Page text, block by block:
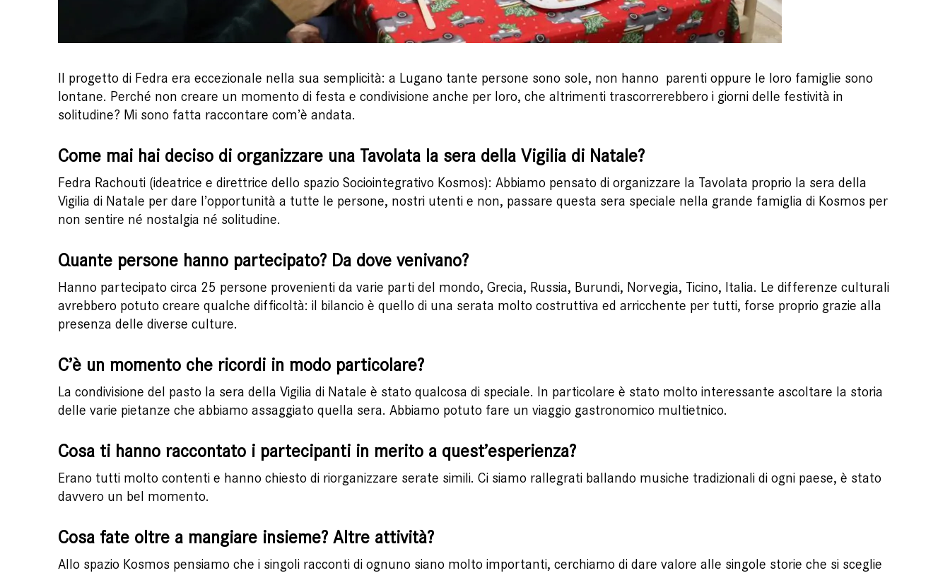
Il progetto di Fedra era eccezionale nella sua semplicità: a Lugano tante persone sono sole, non hanno parenti oppure le loro famiglie sono
lontane. Perché non creare un momento di festa e condivisione anche per loro, che altrimenti trascorrerebbero i giorni delle festività in
solitudine? Mi sono fatta raccontare com’è andata.
Come mai hai deciso di organizzare una Tavolata la sera della Vigilia di Natale?
Fedra Rachouti (ideatrice e direttrice dello spazio Sociointegrativo Kosmos): Abbiamo pensato di organizzare la Tavolata proprio la sera della
Vigilia di Natale per dare l’opportunità a tutte le persone, nostri utenti e non, passare questa sera speciale nella grande famiglia di Kosmos per
non sentire né nostalgia né solitudine.
Quante persone hanno partecipato? Da dove venivano?
Hanno partecipato circa 25 persone provenienti da varie parti del mondo, Grecia, Russia, Burundi, Norvegia, Ticino, Italia. Le differenze culturali
avrebbero potuto creare qualche difficoltà: il bilancio è quello di una serata molto costruttiva ed arricchente per tutti, forse proprio grazie alla
presenza delle diverse culture.
C’è un momento che ricordi in modo particolare?
La condivisione del pasto la sera della Vigilia di Natale è stato qualcosa di speciale. In particolare è stato molto interessante ascoltare la storia
delle varie pietanze che abbiamo assaggiato quella sera. Abbiamo potuto fare un viaggio gastronomico multietnico.
Cosa ti hanno raccontato i partecipanti in merito a quest’esperienza?
Erano tutti molto contenti e hanno chiesto di riorganizzare serate simili. Ci siamo rallegrati ballando musiche tradizionali di ogni paese, è stato
davvero un bel momento.
Cosa fate oltre a mangiare insieme? Altre attività?
Allo spazio Kosmos pensiamo che i singoli racconti di ognuno siano molto importanti, cerchiamo di dare valore alle singole storie che si sceglie